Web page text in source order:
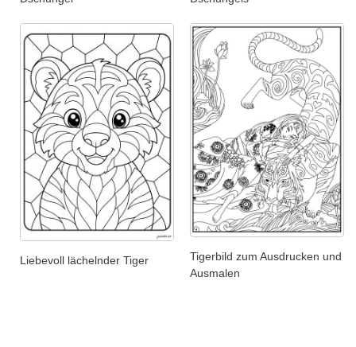
Liebevoll lächelnder Tiger
Tigerbild zum Ausdrucken und
Ausmalen